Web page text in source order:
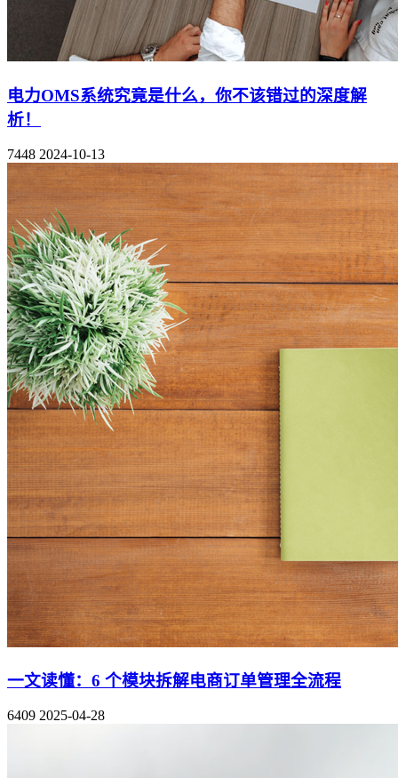
电力OMS系统究竟是什么，你不该错过的深度解
析！
7448 2024-10-13
一文读懂：6 个模块拆解电商订单管理全流程
6409 2025-04-28